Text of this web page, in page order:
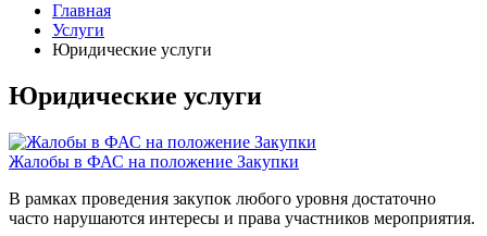
Главная
Услуги
Юридические услуги
Юридические услуги
Жалобы в ФАС на положение Закупки
В рамках проведения закупок любого уровня достаточно
часто нарушаются интересы и права участников мероприятия.